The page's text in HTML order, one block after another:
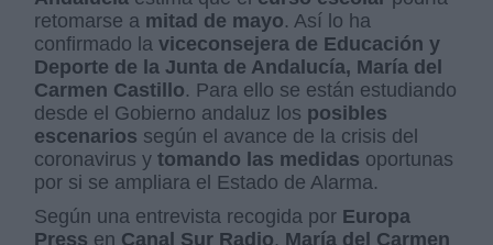
retomarse a mitad de mayo. Así lo ha
confirmado laviceconsejera de Educación y
Deporte de la Junta de Andalucía, María del
Carmen Castillo. Para ello se están estudiando
desde el Gobierno andaluz los posibles
escenarios según el avance de la crisis del
coronavirus ytomando las medidas oportunas
por si se ampliara el Estado de Alarma.
Según una entrevista recogida por Europa
Press en Canal Sur Radio, María del Carmen